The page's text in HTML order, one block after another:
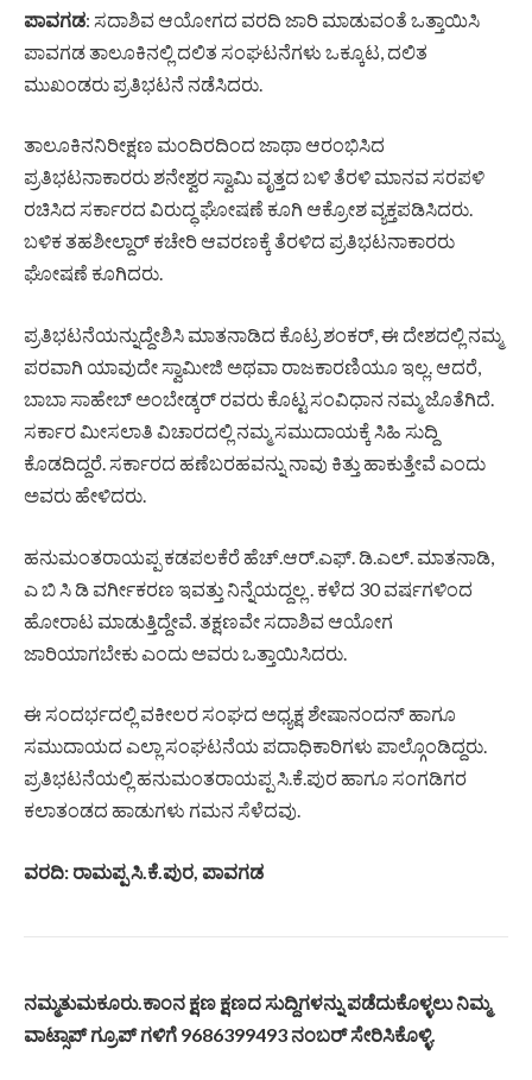
ಪಾವಗಡ: ಸದಾಶಿವ ಆಯೋಗದ ವರದಿ ಜಾರಿ ಮಾಡುವಂತೆ ಒತ್ತಾಯಿಸಿ
ಪಾವಗಡ ತಾಲೂಕಿನಲ್ಲಿ ದಲಿತ ಸಂಘಟನೆಗಳು ಒಕ್ಕೂಟ, ದಲಿತ
ಮುಖಂಡರು ಪ್ರತಿಭಟನೆ ನಡೆಸಿದರು.
ತಾಲೂಕಿನನಿರೀಕ್ಷಣ ಮಂದಿರದಿಂದ ಜಾಥಾ ಆರಂಭಿಸಿದ
ಪ್ರತಿಭಟನಾಕಾರರು ಶನೇಶ್ವರ ಸ್ವಾಮಿ ವೃತ್ತದ ಬಳಿ ತೆರಳಿ ಮಾನವ ಸರಪಳಿ
ರಚಿಸಿದ ಸರ್ಕಾರದ ವಿರುದ್ಧ ಘೋಷಣೆ ಕೂಗಿ ಆಕ್ರೋಶ ವ್ಯಕ್ತಪಡಿಸಿದರು.
ಬಳಿಕ ತಹಶೀಲ್ದಾರ್ ಕಚೇರಿ ಆವರಣಕ್ಕೆ ತೆರಳಿದ ಪ್ರತಿಭಟನಾಕಾರರು
ಘೋಷಣೆ ಕೂಗಿದರು.
ಪ್ರತಿಭಟನೆಯನ್ನುದ್ದೇಶಿಸಿ ಮಾತನಾಡಿದ ಕೊಟ್ರ ಶಂಕರ್, ಈ ದೇಶದಲ್ಲಿ ನಮ್ಮ
ಪರವಾಗಿ ಯಾವುದೇ ಸ್ವಾಮೀಜಿ ಅಥವಾ ರಾಜಕಾರಣಿಯೂ ಇಲ್ಲ. ಆದರೆ,
ಬಾಬಾ ಸಾಹೇಬ್ ಅಂಬೇಡ್ಕರ್ ರವರು ಕೊಟ್ಟ ಸಂವಿಧಾನ ನಮ್ಮ ಜೊತೆಗಿದೆ.
ಸರ್ಕಾರ ಮೀಸಲಾತಿ ವಿಚಾರದಲ್ಲಿ ನಮ್ಮ ಸಮುದಾಯಕ್ಕೆ ಸಿಹಿ ಸುದ್ದಿ
ಕೊಡದಿದ್ದರೆ. ಸರ್ಕಾರದ ಹಣೆಬರಹವನ್ನು ನಾವು ಕಿತ್ತು ಹಾಕುತ್ತೇವೆ ಎಂದು
ಅವರು ಹೇಳಿದರು.
ಹನುಮಂತರಾಯಪ್ಪ ಕಡಪಲಕೆರೆ ಹೆಚ್.ಆರ್.ಎಫ್. ಡಿ.ಎಲ್. ಮಾತನಾಡಿ,
ಎ ಬಿ ಸಿ ಡಿ ವರ್ಗೀಕರಣ ಇವತ್ತು ನಿನ್ನೆಯದ್ದಲ್ಲ . ಕಳೆದ 30 ವರ್ಷಗಳಿಂದ
ಹೋರಾಟ ಮಾಡುತ್ತಿದ್ದೇವೆ. ತಕ್ಷಣವೇ ಸದಾಶಿವ ಆಯೋಗ
ಜಾರಿಯಾಗಬೇಕು ಎಂದು ಅವರು ಒತ್ತಾಯಿಸಿದರು.
ಈ ಸಂದರ್ಭದಲ್ಲಿ ವಕೀಲರ ಸಂಘದ ಅಧ್ಯಕ್ಷ ಶೇಷಾನಂದನ್ ಹಾಗೂ
ಸಮುದಾಯದ ಎಲ್ಲಾ ಸಂಘಟನೆಯ ಪದಾಧಿಕಾರಿಗಳು ಪಾಲ್ಗೊಂಡಿದ್ದರು.
ಪ್ರತಿಭಟನೆಯಲ್ಲಿ ಹನುಮಂತರಾಯಪ್ಪ ಸಿ.ಕೆ.ಪುರ ಹಾಗೂ ಸಂಗಡಿಗರ
ಕಲಾತಂಡದ ಹಾಡುಗಳು ಗಮನ ಸೆಳೆದವು.
ವರದಿ: ರಾಮಪ್ಪ ಸಿ.ಕೆ.ಪುರ, ಪಾವಗಡ
ನಮ್ಮತುಮಕೂರು.ಕಾಂನ ಕ್ಷಣ ಕ್ಷಣದ ಸುದ್ದಿಗಳನ್ನು ಪಡೆದುಕೊಳ್ಳಲು ನಿಮ್ಮ
ವಾಟ್ಸಾಪ್ ಗ್ರೂಪ್ ಗಳಿಗೆ 9686399493 ನಂಬರ್ ಸೇರಿಸಿಕೊಳ್ಳಿ.